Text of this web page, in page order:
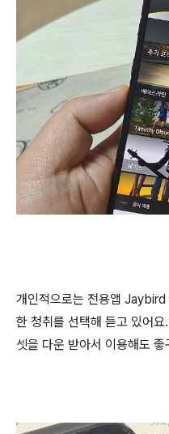
개인적으로는 전용앱
한 청취를 선택해 듣고 있어
셋을 다운 받아서 이용해도 좋